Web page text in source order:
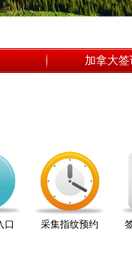
加拿大签
口 采集指纹预约